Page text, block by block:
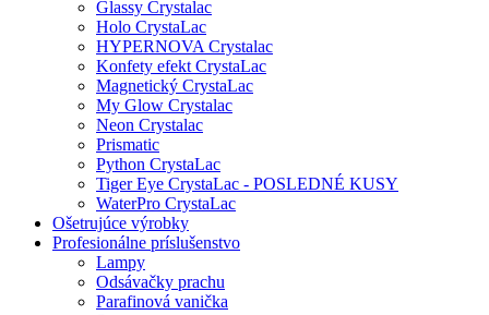
Glassy Crystalac
Holo CrystaLac
HYPERNOVA Crystalac
Konfety efekt CrystaLac
Magnetický CrystaLac
My Glow Crystalac
Neon Crystalac
Prismatic
Python CrystaLac
Tiger Eye CrystaLac - POSLEDNÉ KUSY
WaterPro CrystaLac
Ošetrujúce výrobky
Profesionálne príslušenstvo
Lampy
Odsávačky prachu
Parafinová vanička